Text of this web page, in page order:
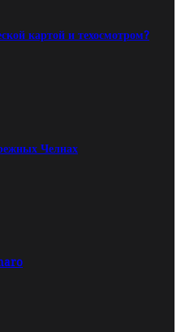
картой и техосмотром?
Челнах